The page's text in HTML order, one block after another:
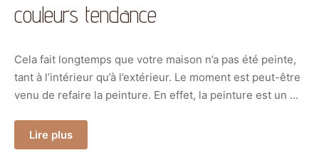
couleurs tendance
Cela fait longtemps que votre maison n’a pas été peinte,
tant à l’intérieur qu’à l’extérieur. Le moment est peut-être
venu de refaire la peinture. En effet, la peinture est un …
Lire plus